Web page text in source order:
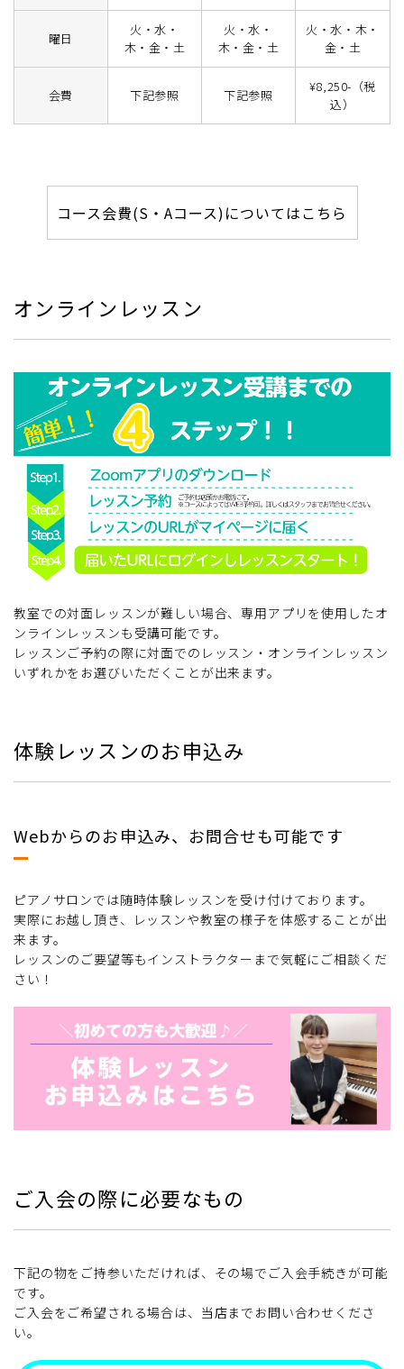
曜日
火・水・
木・金・土
火・水・
木・金・土
火・水・木・
金・土
会費 下記参照 下記参照
¥8,250-（税
込）
コース会費(S・Aコース)についてはこちら
オンラインレッスン
教室での対面レッスンが難しい場合、専用アプリを使用したオ
ンラインレッスンも受講可能です。
レッスンご予約の際に対面でのレッスン・オンラインレッスン
いずれかをお選びいただくことが出来ます。
体験レッスンのお申込み
Webからのお申込み、お問合せも可能です
ピアノサロンでは随時体験レッスンを受け付けております。
実際にお越し頂き、レッスンや教室の様子を体感することが出
来ます。
レッスンのご要望等もインストラクターまで気軽にご相談くだ
さい！
ご入会の際に必要なもの
下記の物をご持参いただければ、その場でご入会手続きが可能
です。
ご入会をご希望される場合は、当店までお問い合わせくださ
い。